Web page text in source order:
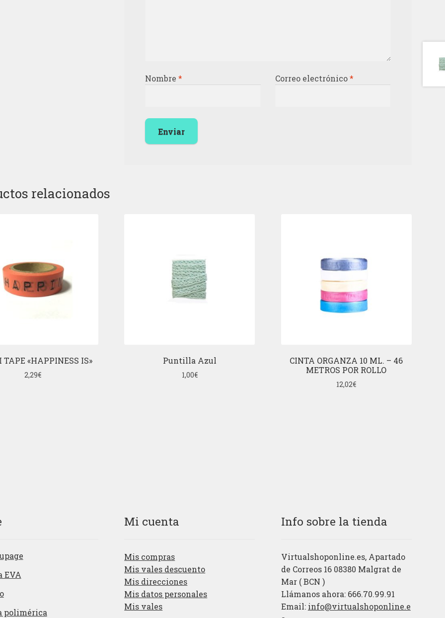
Nombre* Correo electrónico*
relacionados
TAPE «HAPPINESS IS»
2,29€
Puntilla Azul
1,00€
CINTA ORGANZA 10 ML. – 46
METROS POR ROLLO
12,02€
EVA
polimérica
Mi cuenta
Mis compras
Mis vales descuento
Mis direcciones
Mis datos personales
Mis vales
Info sobre la tienda
Virtualshoponline.es, Apartado
de Correos 16 08380 Malgrat de
Mar ( BCN )
Llámanos ahora: 666.70.99.91
Email: info@virtualshoponline.e